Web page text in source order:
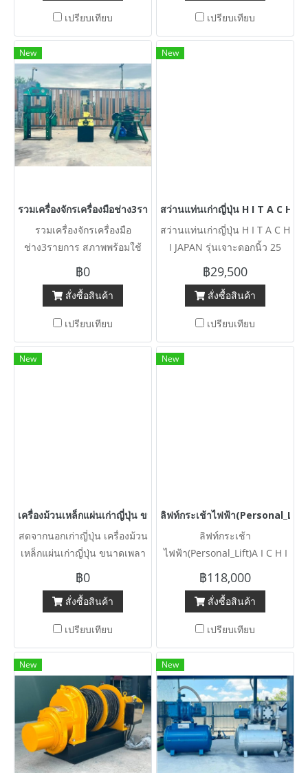
เปรียบเทียบ เปรียบเทียบ
New
รวมเครื่องจักรเครื่องมือช่าง3รายการ สภาพพร้อมใช้งาน
รวมเครื่องจักรเครื่องมือ
ช่าง3รายการ สภาพพร้อมใช้
งาน
฿0
สั่งซื้อสินค้า
เปรียบเทียบ
New
สว่านแท่นเก่าญี่ปุ่น H I T A C H I
สว่านแท่นเก่าญี่ปุ่น H I T A C H
I JAPAN รุ่นเจาะดอกนิ้ว 25
mm 380V ตรวจสภาพเช็คฟิต
พร้อมใช้ สดจากนอกเก่าญี่ปุ่น
฿29,500
สั่งซื้อสินค้า
เปรียบเทียบ
New
เครื่องม้วนเหล็กแผ่นเก่าญี่ปุ่น ขนาดเพลายาว 1 เมตร / ม้วนหนา 12
สดจากนอกเก่าญี่ปุ่น เครื่องม้วน
เหล็กแผ่นเก่าญี่ปุ่น ขนาดเพลา
ยาว 1 เมตร / ม้วนหนา 12 mm
( 1000 x 12 mm )380V สดจาก
นอก
฿0
สั่งซื้อสินค้า
เปรียบเทียบ
New
ลิฟท์กระเช้าไฟฟ้า
ลิฟท์กระเช้า
ไฟฟ้า(Personal_Lift)A I C H I
Made in Japan ยกสูง 8 เมตร /
มีเกียร์ Low / Hi / รับน้ำหนัก
250 kg / คอนโทรล บน/ล่าง
สภาพสวย เข้ามา 3 คัน พร้อม
฿118,000
สั่งซื้อสินค้า
เปรียบเทียบ
New New